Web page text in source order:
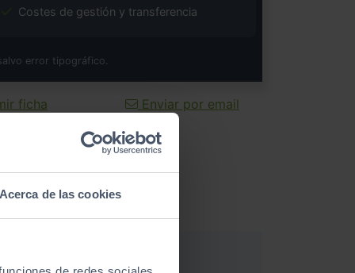
de las cookies
Costes de gestión y transferencia
error tipográfico.
ficha Enviar por email